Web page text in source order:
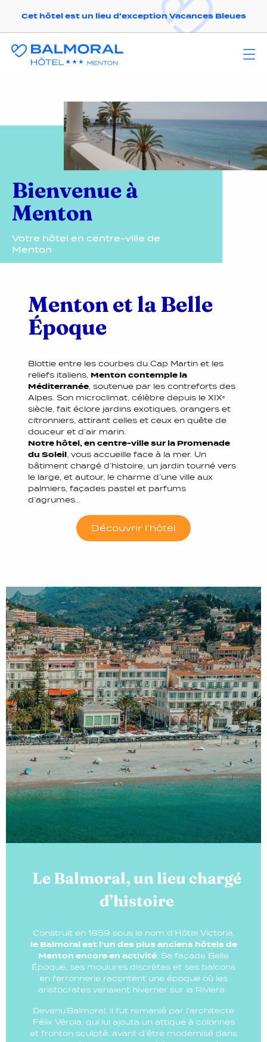
Cet hôtel est un lieu d'exception Vacances Bleues
Bienvenue à
Menton
Votre hôtel en centre-ville de
Menton
Menton et la Belle
Époque
Blottie entre les courbes du Cap Martin et les
reliefs italiens, Menton contemple la
Méditerranée, soutenue par les contreforts des
Alpes. Son microclimat, célèbre depuis le XIXᵉ
siècle, fait éclore jardins exotiques, orangers et
citronniers, attirant celles et ceux en quête de
douceur et d’air marin.
Notre hôtel, en centre-ville sur la Promenade
du Soleil, vous accueille face à la mer. Un
bâtiment chargé d’histoire, un jardin tourné vers
le large, et autour, le charme d’une ville aux
palmiers, façades pastel et parfums
d’agrumes…
Découvrir l’hôtel
Le Balmoral, un lieu chargé
d’histoire
Construit en 1859 sous le nom d’Hôtel Victoria,
le Balmoral est l’un des plus anciens hôtels de
Menton encore en activité . Sa façade Belle
Époque, ses moulures discrètes et ses balcons
en ferronnerie racontent une époque où les
aristocrates venaient hiverner sur la Riviera.
Devenu Balmoral, il fut remanié par l’architecte
Félix Vérola, qui lui ajouta un attique à colonnes
et fronton sculpté, avant d’être modernisé dans